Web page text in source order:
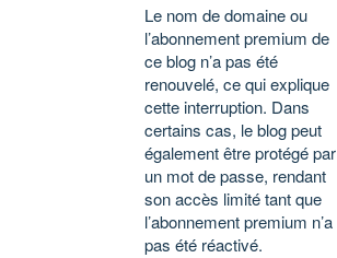
Le nom de domaine ou
l’abonnement premium de
ce blog n’a pas été
renouvelé, ce qui explique
cette interruption. Dans
certains cas, le blog peut
également être protégé par
un mot de passe, rendant
son accès limité tant que
l’abonnement premium n’a
pas été réactivé.